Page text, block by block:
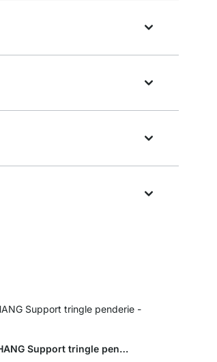
WALK-IN HANG Support tringle penderie - 2 pcs